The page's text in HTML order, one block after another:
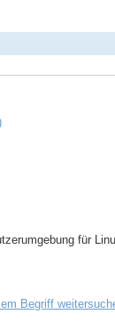
für
Begriff